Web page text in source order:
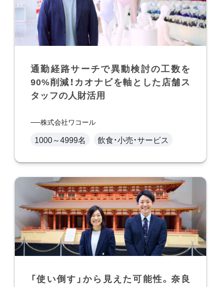
通勤経路サーチで異動検討の工数を
90%削減！カオナビを軸とした店舗ス
タッフの人財活用
株式会社ワコール
1000～4999名 飲食・小売・サービス
「使い倒す」から見えた可能性。奈良